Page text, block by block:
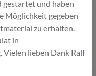
gestartet und haben
Möglichkeit gegeben
zu erhalten.
in
lieben Dank Ralf